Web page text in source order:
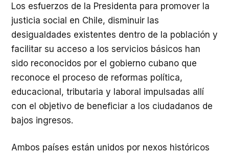
Los esfuerzos de la Presidenta para promover la
justicia social en Chile, disminuir las
desigualdades existentes dentro de la población y
facilitar su acceso a los servicios básicos han
sido reconocidos por el gobierno cubano que
reconoce el proceso de reformas política,
educacional, tributaria y laboral impulsadas allí
con el objetivo de beneficiar a los ciudadanos de
bajos ingresos.
Ambos países están unidos por nexos históricos